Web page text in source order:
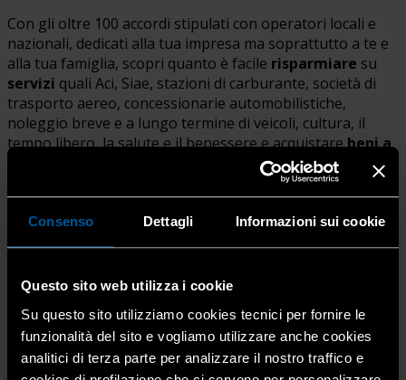
Consenso Dettagli Informazioni sui cookie
Questo sito web utilizza i cookie
Su questo sito utilizziamo cookies tecnici per fornire le
funzionalità del sito e vogliamo utilizzare anche cookies
analitici di terza parte per analizzare il nostro traffico e
Con gli oltre 100 accordi stipulati con operatori locali e
nazionali, dedicati alla tua impresa ma soprattutto a te e
alla tua famiglia, scopri quanto è facile risparmiare su
servizi quali Aci, Siae, stazioni di carburante, società di
trasporto aereo, concessionarie automobilistiche,
noleggio breve e a lungo termine di veicoli, cultura, il
tempo libero, la salute e il benessere e acquistarebeni a
grazie alle tantissime convenzioni con
Tantissime occasioni ti aspettano:
Risparmio sulle bollette di luce e gas
Risparmio su telefono, connessione e tecnologia
Risparmio ed efficienza sulle polizze
assicurative impresa, casa, auto, persona
Sconti sull’acquisto di carburante(IP-Q8-TAMOIL)